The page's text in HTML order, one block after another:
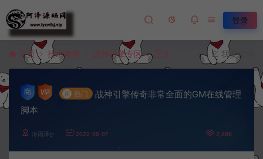
登录
首页 技术教程 战神引擎专区 正文 我要投稿
# 热门
战神引擎传奇非常全面的GM在线管理
脚本
冷雨泽ღ 2022-06-07 2,486